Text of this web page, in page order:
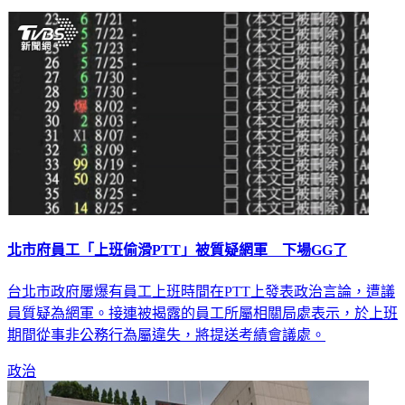
北市府員工「上班偷滑PTT」被質疑網軍 下場GG了
台北市政府屢爆有員工上班時間在PTT上發表政治言論，遭議
員質疑為網軍。接連被揭露的員工所屬相關局處表示，於上班
期間從事非公務行為屬違失，將提送考績會議處。
政治